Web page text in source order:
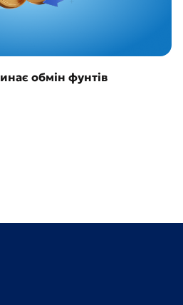
обмін фунтів